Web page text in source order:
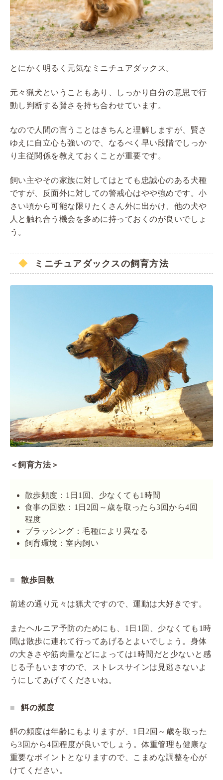
とにかく明るく元気なミニチュアダックス。
元々猟犬ということもあり、しっかり自分の意思で行
動し判断する賢さを持ち合わせています。
なので人間の言うことはきちんと理解しますが、賢さ
ゆえに自立心も強いので、なるべく早い段階でしっか
り主従関係を教えておくことが重要です。
飼い主やその家族に対してはとても忠誠心のある犬種
ですが、反面外に対しての警戒心はやや強めです。小
さい頃から可能な限りたくさん外に出かけ、他の犬や
人と触れ合う機会を多めに持っておくのが良いでしょ
う。
ミニチュアダックスの飼育方法
＜飼育方法＞
散歩頻度：1日1回、少なくても1時間
食事の回数：1日2回～歳を取ったら3回から4回
程度
ブラッシング：毛種によリ異なる
飼育環境：室内飼い
散歩回数
前述の通り元々は猟犬ですので、運動は大好きです。
またヘルニア予防のためにも、1日1回、少なくても1時
間は散歩に連れて行ってあげるとよいでしょう。身体
の大きさや筋肉量などによっては1時間だと少ないと感
じる子もいますので、ストレスサインは見逃さないよ
うにしてあげてくださいね。
餌の頻度
餌の頻度は年齢にもよりますが、1日2回～歳を取った
ら3回から4回程度が良いでしょう。体重管理も健康な
重要なポイントとなりますので、こまめな調整を心が
けてください。